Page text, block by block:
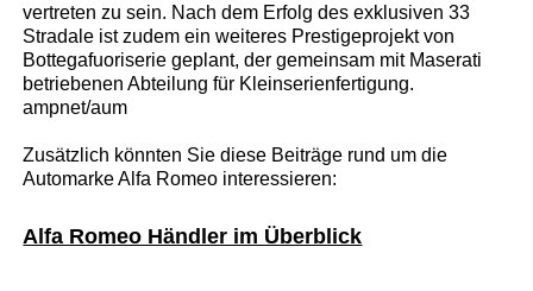
vertreten zu sein. Nach dem Erfolg des exklusiven 33
Stradale ist zudem ein weiteres Prestigeprojekt von
Bottegafuoriserie geplant, der gemeinsam mit Maserati
betriebenen Abteilung für Kleinserienfertigung.
ampnet/aum
Zusätzlich könnten Sie diese Beiträge rund um die
Automarke Alfa Romeo interessieren:
Alfa Romeo Händler im Überblick